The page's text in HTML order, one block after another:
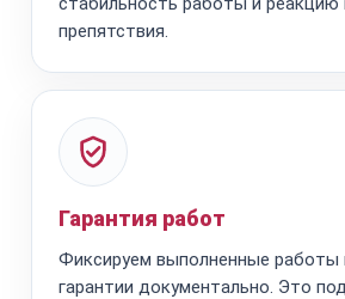
препятствия.
Гарантия работ
Фиксируем выполненные работы
гарантии документально. Это